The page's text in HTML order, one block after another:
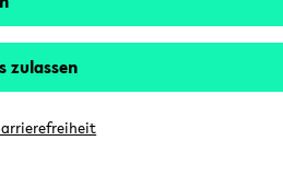
zulassen